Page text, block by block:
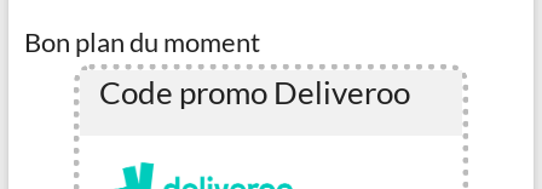
Bon plan du moment
Code promo Deliveroo